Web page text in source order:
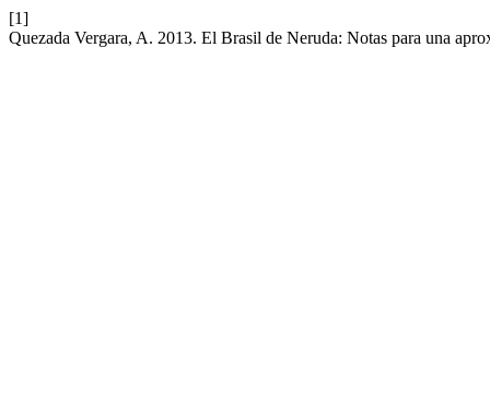
[1]
Quezada Vergara, A. 2013. El Brasil de Neruda: Notas para una